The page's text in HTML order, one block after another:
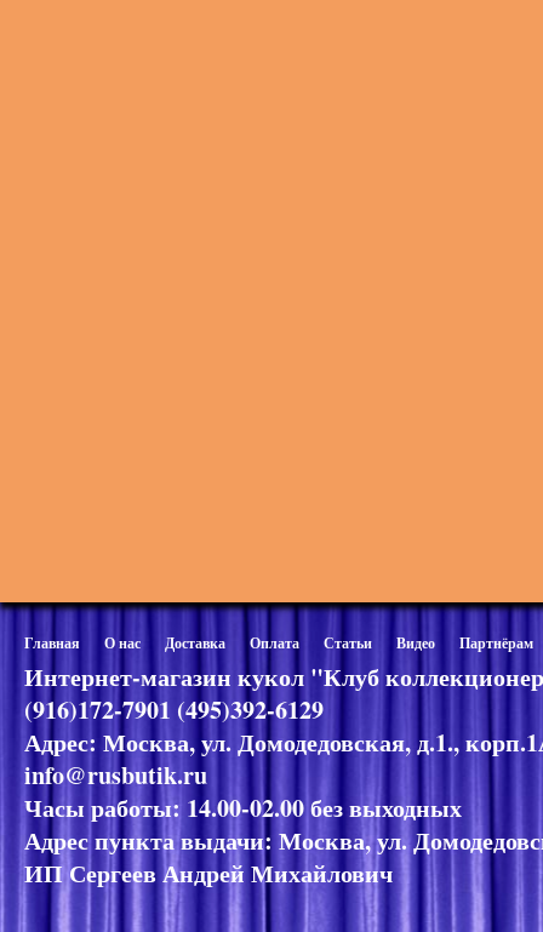
Главная О нас Доставка Оплата Статьи Видео Партнёрам
Интернет-магазин кукол "Клуб
(916)172-7901 (495)392-6129
Адрес: Москва, ул. Домодедовская, д.1.,
info@rusbutik.ru
Часы работы: 14.00-02.00 без выходных
Адрес пункта выдачи: Москва, ул.
ИП Сергеев Андрей Михайлович